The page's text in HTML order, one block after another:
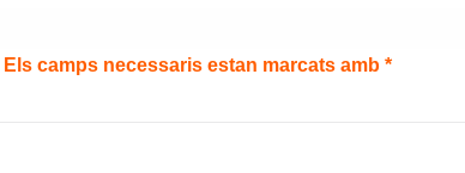
Els camps necessaris estan marcats amb *